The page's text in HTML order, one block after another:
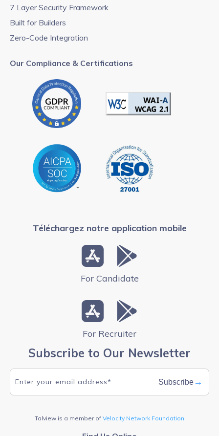
7 Layer Security Framework
Built for Builders
Zero-Code Integration
Our Compliance & Certifications
Téléchargez notre application mobile
For Candidate
For Recruiter
Subscribe to Our Newsletter
Subscribe →
Talview is a member of Velocity Network Foundation